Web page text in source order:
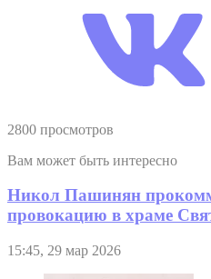
2800 просмотров
Вам может быть интересно
Никол Пашинян
провокацию в храме
15:45, 29 мар 2026